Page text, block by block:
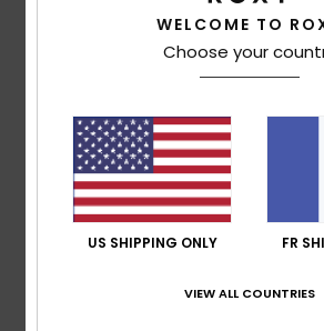
[Matière principale]
Traçabilité du produit (Loi Agec)
Livraison & Retours
WELCOME TO
Choose your
US SHIPPING ONLY FR
VIEW ALL COUNTRIES